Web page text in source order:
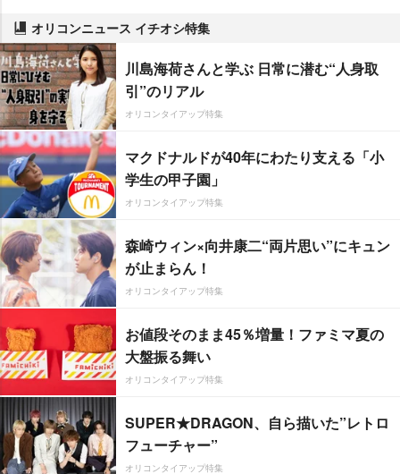
オリコンニュース イチオシ特集
川島海荷さんと学ぶ 日常に潜む“人身取
引”のリアル
オリコンタイアップ特集
マクドナルドが40年にわたり支える「小
学生の甲子園」
オリコンタイアップ特集
森崎ウィン×向井康二“両片思い”にキュン
が止まらん！
オリコンタイアップ特集
お値段そのまま45％増量！ファミマ夏の
大盤振る舞い
オリコンタイアップ特集
SUPER★DRAGON、自ら描いた”レトロ
フューチャー”
オリコンタイアップ特集